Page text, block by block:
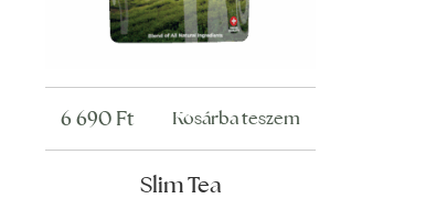
Slim Tea
6 690 Ft Kosárba teszem